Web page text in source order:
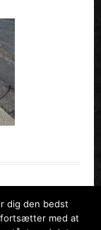
dig den bedst
fortsætter med at